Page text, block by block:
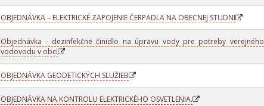
OBJEDNÁVKA – ELEKTRICKÉ ZAPOJENIE ČERPADLA NA OBECNEJ STUDNI
Objednávka - dezinfekčné činidlo na úpravu vody pre potreby verejného
vodovodu v obci
OBJEDNÁVKA GEODETICKÝCH SLUŽIEB
OBJEDNÁVKA NA KONTROLU ELEKTRICKÉHO OSVETLENIA.